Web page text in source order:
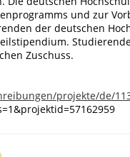
und zur
der deutschen
Zuschuss.
projekte/de/